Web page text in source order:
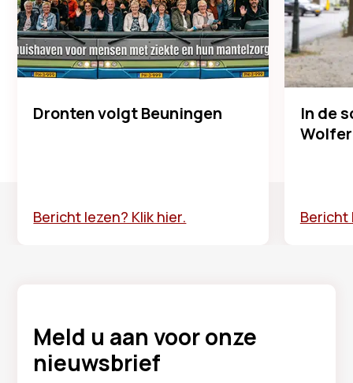
Dronten volgt Beuningen
Bericht lezen? Klik hier.
In de
Bericht
Meld u aan voor onze
nieuwsbrief